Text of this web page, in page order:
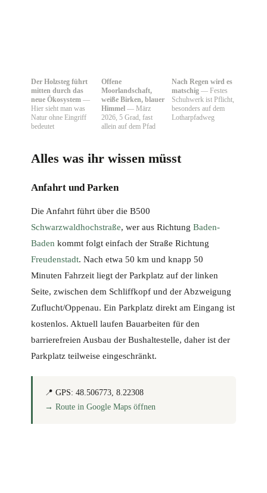
Der Holzsteg führt
mitten durch das
neue Ökosystem —
Hier sieht man was
Natur ohne Eingriff
bedeutet
Offene
Moorlandschaft,
weiße Birken, blauer
Himmel — März
2026, 5 Grad, fast
allein auf dem Pfad
Nach Regen wird es
matschig — Festes
Schuhwerk ist Pflicht,
besonders auf dem
Lotharpfadweg
Alles was ihr wissen müsst
Anfahrt und Parken
Die Anfahrt führt über die B500
Schwarzwaldhochstraße, wer aus Richtung Baden-
Baden kommt folgt einfach der Straße Richtung
Freudenstadt. Nach etwa 50 km und knapp 50
Minuten Fahrzeit liegt der Parkplatz auf der linken
Seite, zwischen dem Schliffkopf und der Abzweigung
Zuflucht/Oppenau. Ein Parkplatz direkt am Eingang ist
kostenlos. Aktuell laufen Bauarbeiten für den
barrierefreien Ausbau der Bushaltestelle, daher ist der
Parkplatz teilweise eingeschränkt.
📍 GPS: 48.506773, 8.22308
→ Route in Google Maps öffnen